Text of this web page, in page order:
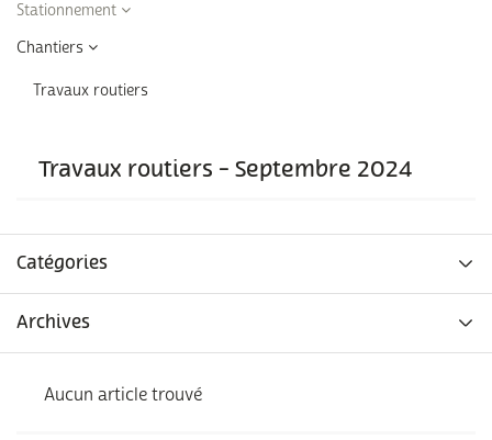
Stationnement
Chantiers
Travaux routiers
Travaux routiers - Septembre 2024
Catégories
Archives
Aucun article trouvé